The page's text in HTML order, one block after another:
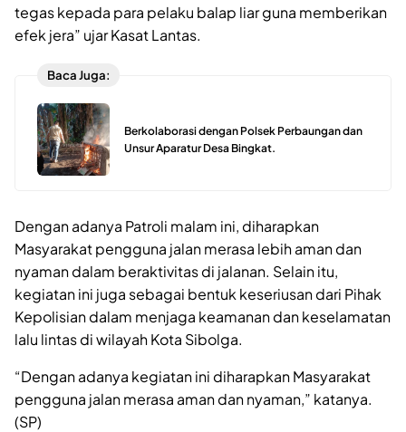
tegas kepada para pelaku balap liar guna memberikan
efek jera” ujar Kasat Lantas.
Baca Juga:
Berkolaborasi dengan Polsek Perbaungan dan
Unsur Aparatur Desa Bingkat.
Dengan adanya Patroli malam ini, diharapkan
Masyarakat pengguna jalan merasa lebih aman dan
nyaman dalam beraktivitas di jalanan. Selain itu,
kegiatan ini juga sebagai bentuk keseriusan dari Pihak
Kepolisian dalam menjaga keamanan dan keselamatan
lalu lintas di wilayah Kota Sibolga.
“Dengan adanya kegiatan ini diharapkan Masyarakat
pengguna jalan merasa aman dan nyaman,” katanya.
(SP)